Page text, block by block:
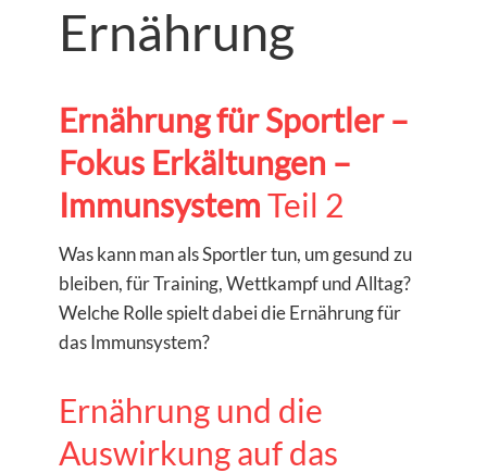
Ernährung
Ernährung für Sportler –
Fokus Erkältungen –
ImmunsystemTeil 2
Was kann man als Sportler tun, um gesund zu
bleiben, für Training, Wettkampf und Alltag?
Welche Rolle spielt dabei die Ernährung für
das Immunsystem?
Ernährung und die
Auswirkung auf das